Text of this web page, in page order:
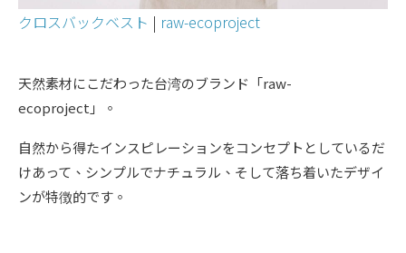
クロスバックベスト | raw-ecoproject
天然素材にこだわった台湾のブランド「raw-
ecoproject」。
自然から得たインスピレーションをコンセプトとしているだ
けあって、シンプルでナチュラル、そして落ち着いたデザイ
ンが特徴的です。